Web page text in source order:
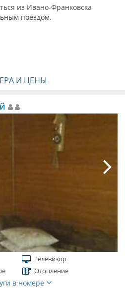
из Ивано-Франковска
поездом.
И ЦЕНЫ
Телевизор
Отопление
в номере